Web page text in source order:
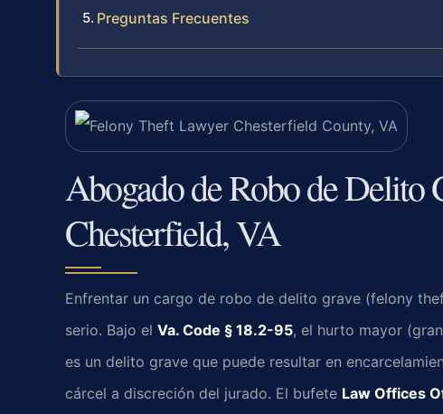
Preguntas Frecuentes
Abogado de Robo de Delito
Chesterfield, VA
Enfrentar un cargo de robo de delito grave (felony
serio. Bajo el Va. Code § 18.2-95, el hurto mayor
es un delito grave que puede resultar en
cárcel a discreción del jurado. El bufete Law Offices